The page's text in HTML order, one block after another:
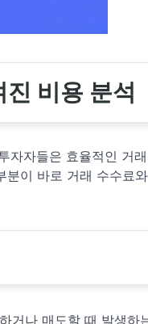
비용 분석
자자들은 효율적인 거
이 바로 거래 수수료
거나 매도할 때 발생